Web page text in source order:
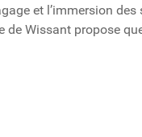
et l’immersion
Wissant propose